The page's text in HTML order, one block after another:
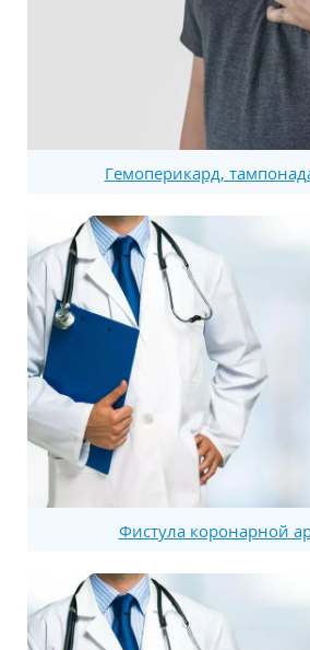
Гемоперикард,
Фистула коронарной